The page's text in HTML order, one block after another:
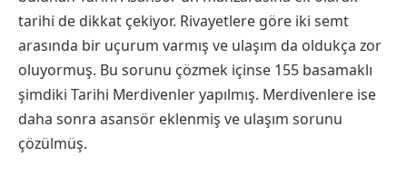
tarihi de dikkat çekiyor. Rivayetlere göre iki semt
arasında bir uçurum varmış ve ulaşım da oldukça zor
oluyormuş. Bu sorunu çözmek içinse 155 basamaklı
şimdiki Tarihi Merdivenler yapılmış. Merdivenlere ise
daha sonra asansör eklenmiş ve ulaşım sorunu
çözülmüş.